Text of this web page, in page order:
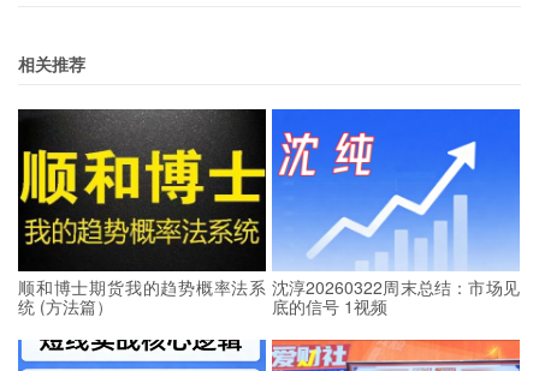
相关推荐
顺和博士期货我的趋势概率法系
统 (方法篇）
沈淳20260322周末总结：市场见
底的信号 1视频